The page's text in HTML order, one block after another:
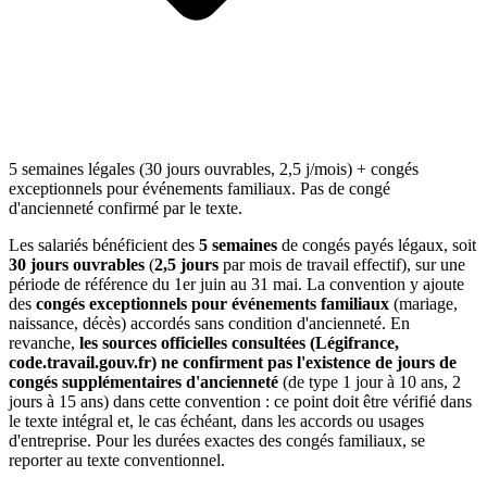
5 semaines légales (30 jours ouvrables, 2,5 j/mois) + congés
exceptionnels pour événements familiaux. Pas de congé
d'ancienneté confirmé par le texte.
Les salariés bénéficient des 5 semaines de congés payés légaux, soit
30 jours ouvrables (2,5 jours par mois de travail effectif), sur une
période de référence du 1er juin au 31 mai. La convention y ajoute
des congés exceptionnels pour événements familiaux (mariage,
naissance, décès) accordés sans condition d'ancienneté. En
revanche, les sources officielles consultées (Légifrance,
code.travail.gouv.fr) ne confirment pas l'existence de jours de
congés supplémentaires d'ancienneté (de type 1 jour à 10 ans, 2
jours à 15 ans) dans cette convention : ce point doit être vérifié dans
le texte intégral et, le cas échéant, dans les accords ou usages
d'entreprise. Pour les durées exactes des congés familiaux, se
reporter au texte conventionnel.